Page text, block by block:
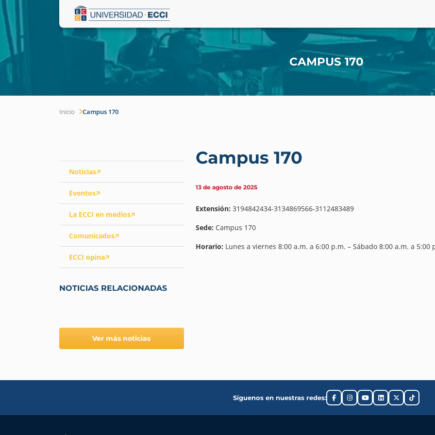
CAMPUS 170
Inicio Campus 170
Noticias
Eventos
La ECCI en medios
Comunicados
ECCI opina
NOTICIAS RELACIONADAS
Ver más noticias
Campus 170
13 de agosto de 2025
Extensión: 3194842434-3134869566-3112483489
Sede: Campus 170
Horario: Lunes a viernes 8:00 a.m. a 6:00 p.m. – Sábado 8:00 a.m. a 5:00
Síguenos en nuestras redes: